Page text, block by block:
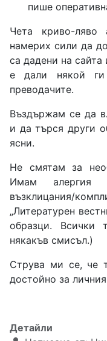
пише
Чета криво-
намерих сили да
са дадени на
е дали някой
преводачите.
Въздържам се да
и да търся други
ясни.
Не смятам за
Имам алергия
възклицания/
„Литературен
образци. Всички
някакъв смисъл.)
Струва ми се, че
достойно за
Детайли